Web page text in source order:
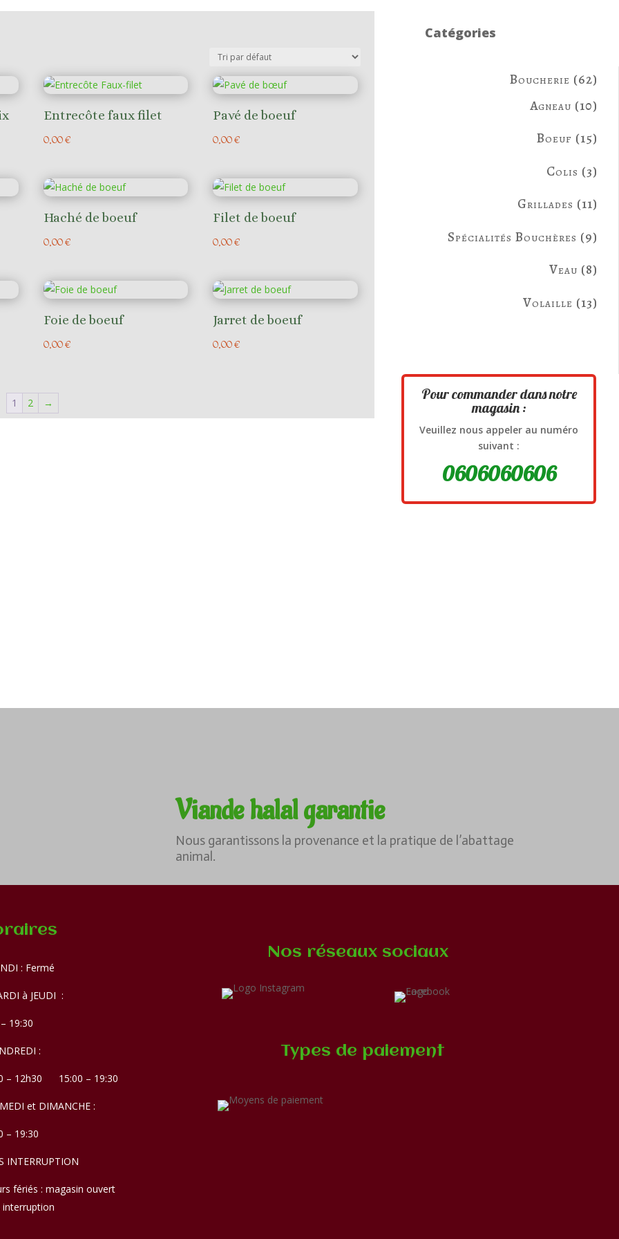
Entrecôte faux filet
0,00€
Pavé de boeuf
0,00€
Haché de boeuf
0,00€
Filet de boeuf
0,00€
Foie de boeuf
0,00€
Jarret de boeuf
0,00€
1 2 →
Catégories
Boucherie 6262
Agneau 1010
Boeuf 1515
Colis 33
Grillades 1111
Spécialités Bouchères 99
Veau 88
Volaille 1313
Pour commander dans notre
magasin :
Veuillez nous appeler au numéro
suivant :
0606060606
Viande halal garantie
Nous garantissons la provenance et la pratique de l’abattage
animal.
: Fermé
à JEUDI :
19:30
:
– 12h30 15:00 – 19:30
et DIMANCHE :
– 19:30
INTERRUPTION
fériés : magasin ouvert
interruption
Nos réseaux sociaux
Types de paiement